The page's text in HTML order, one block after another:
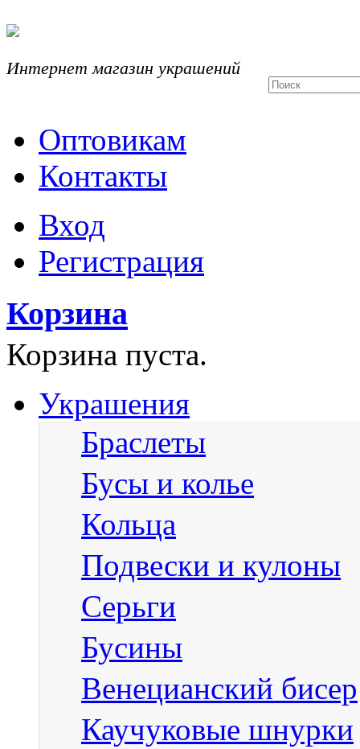
Интернет магазин украшений
Оптовикам
Контакты
Вход
Регистрация
Корзина
Корзина пуста.
Украшения
Браслеты
Бусы и колье
Кольца
Подвески и кулоны
Серьги
Бусины
Венецианский бисер
Каучуковые шнурки